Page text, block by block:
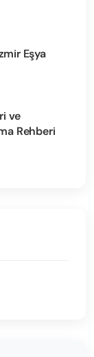
Eşya
ve
Rehberi